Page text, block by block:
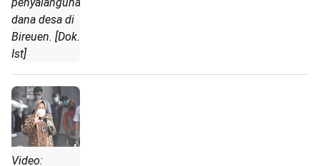
dana desa di
Bireuen. [Dok.
Ist]
Video: